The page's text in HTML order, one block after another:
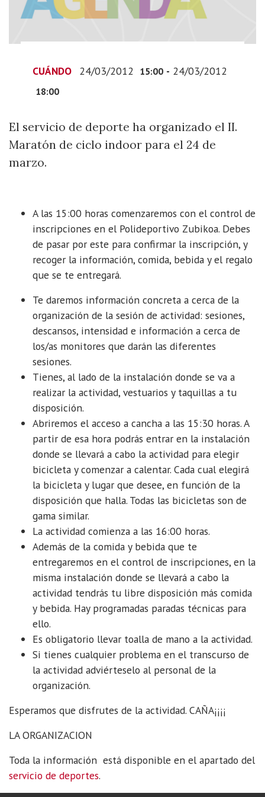
2012-
de
deporte
ha
Maratón
CUÁNDO 24/03/2012 15:00 - 24/03/2012
18:00
El servicio de deporte ha organizado el II.
Maratón de ciclo indoor para el 24 de
marzo.
A las 15:00 horas comenzaremos con el control de
inscripciones en el Polideportivo Zubikoa. Debes
de pasar por este para confirmar la inscripción, y
recoger la información, comida, bebida y el regalo
que se te entregará.
Te daremos información concreta a cerca de la
organización de la sesión de actividad: sesiones,
descansos, intensidad e información a cerca de
los/as monitores que darán las diferentes
sesiones.
Tienes, al lado de la instalación donde se va a
realizar la actividad, vestuarios y taquillas a tu
disposición.
Abriremos el acceso a cancha a las 15:30 horas. A
partir de esa hora podrás entrar en la instalación
donde se llevará a cabo la actividad para elegir
bicicleta y comenzar a calentar. Cada cual elegirá
la bicicleta y lugar que desee, en función de la
disposición que halla. Todas las bicicletas son de
gama similar.
La actividad comienza a las 16:00 horas.
Además de la comida y bebida que te
entregaremos en el control de inscripciones, en la
misma instalación donde se llevará a cabo la
actividad tendrás tu libre disposición más comida
y bebida. Hay programadas paradas técnicas para
ello.
Es obligatorio llevar toalla de mano a la actividad.
Si tienes cualquier problema en el transcurso de
la actividad adviérteselo al personal de la
organización.
Esperamos que disfrutes de la actividad. CAÑA¡¡¡¡
LA ORGANIZACION
Toda la información está disponible en el apartado del
servicio de deportes.